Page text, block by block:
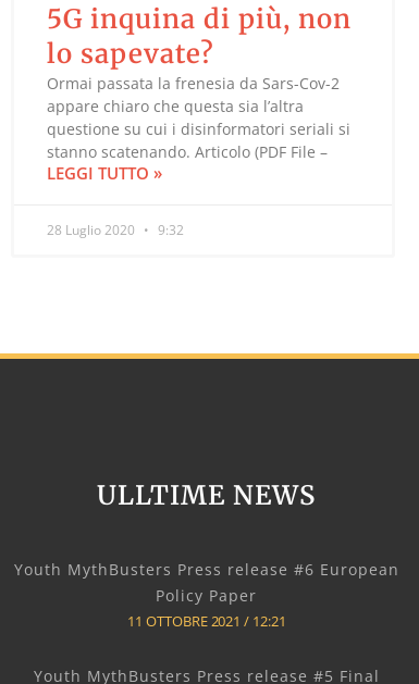
5G inquina di più, non
lo sapevate?
Ormai passata la frenesia da Sars-Cov-2
appare chiaro che questa sia l’altra
questione su cui i disinformatori seriali si
stanno scatenando. Articolo (PDF File –
LEGGI TUTTO »
28 Luglio 2020 9:32
ULLTIME NEWS
Youth MythBusters Press release #6 European
Policy Paper
11 OTTOBRE 2021 12:21
Youth MythBusters Press release #5 Final